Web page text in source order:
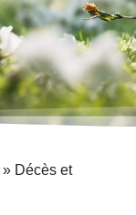
» Décès et